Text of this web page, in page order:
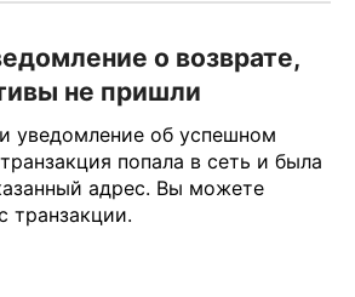
о возврате,
не пришли
уведомление об успешном
попала в сеть и была
адрес. Вы можете
транзакции.